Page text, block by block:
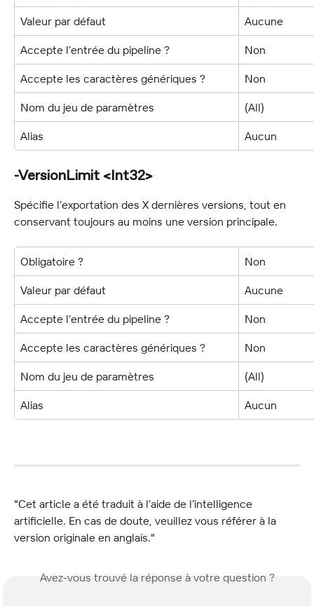
Valeur par défaut Aucune
Accepte l’entrée du pipeline ? Non
Accepte les caractères génériques ? Non
Nom du jeu de paramètres (All)
Alias Aucun
-VersionLimit <Int32>
Spécifie l’exportation des X dernières versions, tout en
conservant toujours au moins une version principale.
Obligatoire ? Non
Valeur par défaut Aucune
Accepte l’entrée du pipeline ? Non
Accepte les caractères génériques ? Non
Nom du jeu de paramètres (All)
Alias Aucun
"Cet article a été traduit à l’aide de l’intelligence
artificielle. En cas de doute, veuillez vous référer à la
version originale en anglais."
Avez-vous trouvé la réponse à votre question ?